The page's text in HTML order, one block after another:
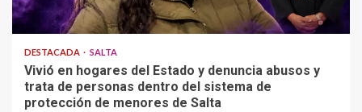
DESTACADA SALTA
Vivió en hogares del Estado y denuncia abusos y
trata de personas dentro del sistema de
protección de menores de Salta